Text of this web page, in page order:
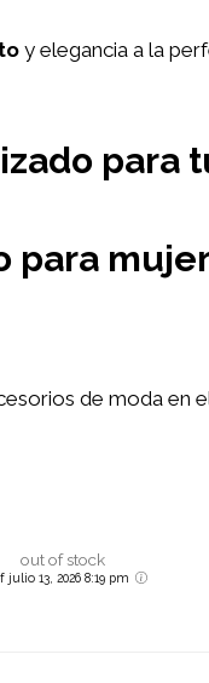
y elegancia a la
para
de moda en
out of stock
julio 13, 2026 8:19 pm